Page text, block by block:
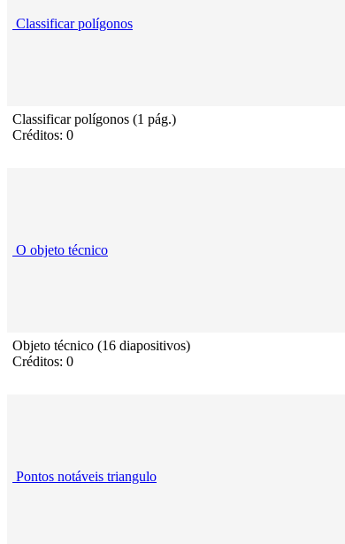
Classificar polígonos
Classificar polígonos (1 pág.)
Créditos: 0
O objeto técnico
Objeto técnico (16 diapositivos)
Créditos: 0
Pontos notáveis triangulo